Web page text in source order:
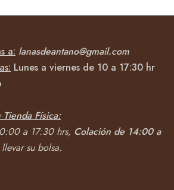
a: lanasdeantano@gmail.com
Lunes a viernes de 10 a 17:30 hr
Física:
a 17:30 hrs, Colación de 14:00 a
su bolsa.